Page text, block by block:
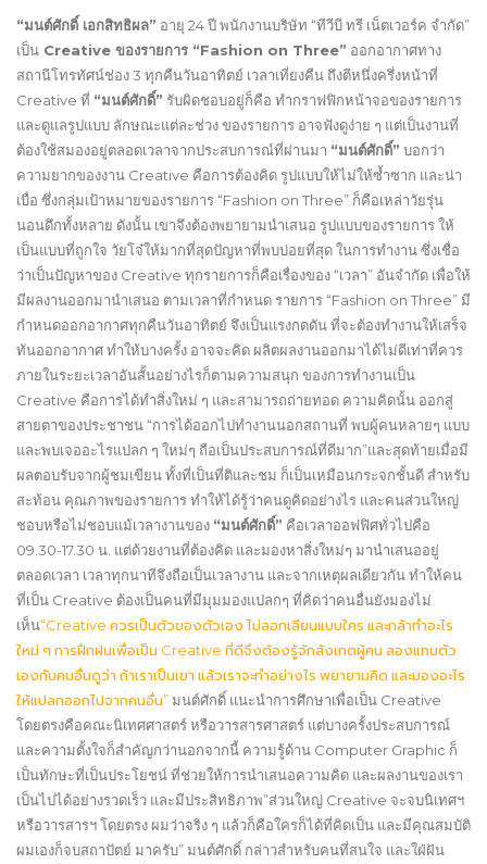
“มนต์ศักดิ์ เอกสิทธิผล” อายุ 24 ปี พนักงานบริษัท “ทีวีบี ทรี เน็ตเวอร์ค จำกัด”
เป็น Creative ของรายการ “Fashion on Three” ออกอากาศทาง
สถานีโทรทัศน์ช่อง 3 ทุกคืนวันอาทิตย์ เวลาเที่ยงคืน ถึงตีหนึ่งครึ่งหน้าที่
Creative ที่ “มนต์ศักดิ์” รับผิดชอบอยู่ก็คือ ทำกราฟฟิกหน้าจอของรายการ
และดูแลรูปแบบ ลักษณะแต่ละช่วง ของรายการ อาจฟังดูง่าย ๆ แต่เป็นงานที่
ต้องใช้สมองอยู่ตลอดเวลาจากประสบการณ์ที่ผ่านมา “มนต์ศักดิ์” บอกว่า
ความยากของงาน Creative คือการต้องคิด รูปแบบให้ไม่ให้ซ้ำซาก และน่า
เบื่อ ซึ่งกลุ่มเป้าหมายของรายการ “Fashion on Three” ก็คือเหล่าวัยรุ่น
นอนดึกทั้งหลาย ดังนั้น เขาจึงต้องพยายามนำเสนอ รูปแบบของรายการ ให้
เป็นแบบที่ถูกใจ วัยโจ๋ให้มากที่สุดปัญหาที่พบบ่อยที่สุด ในการทำงาน ซึ่งเชื่อ
ว่าเป็นปัญหาของ Creative ทุกรายการก็คือเรื่องของ “เวลา” อันจำกัด เพื่อให้
มีผลงานออกมานำเสนอ ตามเวลาที่กำหนด รายการ “Fashion on Three” มี
กำหนดออกอากาศทุกคืนวันอาทิตย์ จึงเป็นแรงกดดัน ที่จะต้องทำงานให้เสร็จ
ทันออกอากาศ ทำให้บางครั้ง อาจจะคิด ผลิตผลงานออกมาได้ไม่ดีเท่าที่ควร
ภายในระยะเวลาอันสั้นอย่างไรก็ตามความสนุก ของการทำงานเป็น
Creative คือการได้ทำสิ่งใหม่ ๆ และสามารถถ่ายทอด ความคิดนั้น ออกสู่
สายตาของประชาชน “การได้ออกไปทำงานนอกสถานที่ พบผู้คนหลายๆ แบบ
และพบเจออะไรแปลก ๆ ใหม่ๆ ถือเป็นประสบการณ์ที่ดีมาก”และสุดท้ายเมื่อมี
ผลตอบรับจากผู้ชมเขียน ทั้งที่เป็นที่ติและชม ก็เป็นเหมือนกระจกชั้นดี สำหรับ
สะท้อน คุณภาพของรายการ ทำให้ได้รู้ว่าคนดูคิดอย่างไร และคนส่วนใหญ่
ชอบหรือไม่ชอบแม้เวลางานของ “มนต์ศักดิ์” คือเวลาออฟฟิศทั่วไปคือ
09.30-17.30 น. แต่ด้วยงานที่ต้องคิด และมองหาสิ่งใหม่ๆ มานำเสนออยู่
ตลอดเวลา เวลาทุกนาทีจึงถือเป็นเวลางาน และจากเหตุผลเดียวกัน ทำให้คน
ที่เป็น Creative ต้องเป็นคนที่มีมุมมองแปลกๆ ที่คิดว่าคนอื่นยังมองไม่
เห็น“Creative ควรเป็นตัวของตัวเอง ไม่ลอกเลียนแบบใคร และกล้าทำอะไร
ใหม่ ๆ การฝึกฝนเพื่อเป็น Creative ที่ดีจึงต้องรู้จักสังเกตผู้คน ลองแทนตัว
เองกับคนอื่นดูว่า ถ้าเราเป็นเขา แล้วเราจะทำอย่างไร พยายามคิด และมองอะไร
ให้แปลกออกไปจากคนอื่น”มนต์ศักดิ์ แนะนำการศึกษาเพื่อเป็น Creative
โดยตรงคือคณะนิเทศศาสตร์ หรือวารสารศาสตร์ แต่บางครั้งประสบการณ์
และความตั้งใจก็สำคัญกว่านอกจากนี้ ความรู้ด้าน Computer Graphic ก็
เป็นทักษะที่เป็นประโยชน์ ที่ช่วยให้การนำเสนอความคิด และผลงานของเรา
เป็นไปได้อย่างรวดเร็ว และมีประสิทธิภาพ”ส่วนใหญ่ Creative จะจบนิเทศฯ
หรือวารสารฯ โดยตรง ผมว่าจริง ๆ แล้วก็คือใครก็ได้ที่คิดเป็น และมีคุณสมบัติ
ผมเองก็จบสถาปัตย์ มาครับ” มนต์ศักดิ์ กล่าวสำหรับคนที่สนใจ และใฝ่ฝัน